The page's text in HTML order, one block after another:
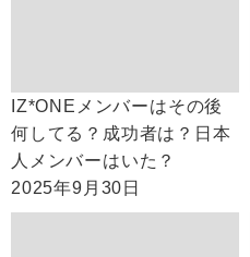
IZ*ONEメンバーはその後
何してる？成功者は？日本
人メンバーはいた？
2025年9月30日